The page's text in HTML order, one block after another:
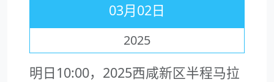
03月02日
2025
明日10:00，2025西咸新区半程马拉